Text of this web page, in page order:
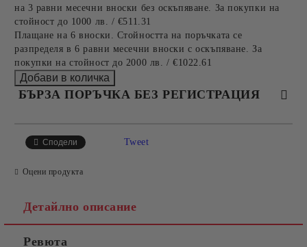
на 3 равни месечни вноски без оскъпяване. За покупки на
стойност до 1000 лв. / €511.31
Плащане на 6 вноски. Стойността на поръчката се
разпределя в 6 равни месечни вноски с оскъпяване. За
покупки на стойност до 2000 лв. / €1022.61
БЪРЗА ПОРЪЧКА БЕЗ РЕГИСТРАЦИЯ
Сподели Tweet
Оцени продукта
Детайлно описание
Ревюта